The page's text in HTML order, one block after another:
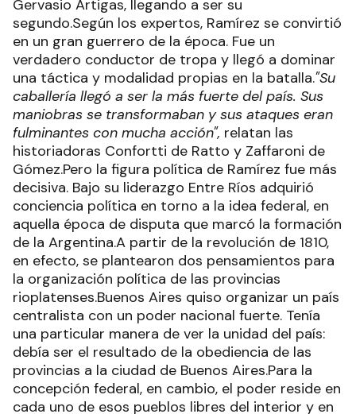
Gervasio Artigas, llegando a ser su
segundo.Según los expertos, Ramírez se convirtió
en un gran guerrero de la época. Fue un
verdadero conductor de tropa y llegó a dominar
una táctica y modalidad propias en la batalla."Su
caballería llegó a ser la más fuerte del país. Sus
maniobras se transformaban y sus ataques eran
fulminantes con mucha acción", relatan las
historiadoras Confortti de Ratto y Zaffaroni de
Gómez.Pero la figura política de Ramírez fue más
decisiva. Bajo su liderazgo Entre Ríos adquirió
conciencia política en torno a la idea federal, en
aquella época de disputa que marcó la formación
de la Argentina.A partir de la revolución de 1810,
en efecto, se plantearon dos pensamientos para
la organización política de las provincias
rioplatenses.Buenos Aires quiso organizar un país
centralista con un poder nacional fuerte. Tenía
una particular manera de ver la unidad del país:
debía ser el resultado de la obediencia de las
provincias a la ciudad de Buenos Aires.Para la
concepción federal, en cambio, el poder reside en
cada uno de esos pueblos libres del interior y en